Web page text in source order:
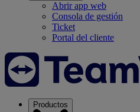
Abrir app web
Consola de gestión
Ticket
Portal del cliente
Productos